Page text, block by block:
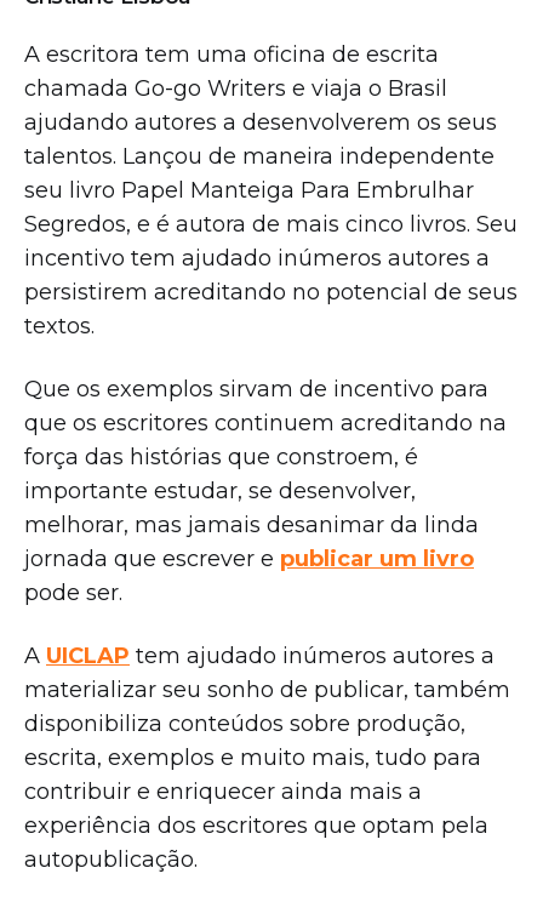
A escritora tem uma oficina de escrita
chamada Go-go Writers e viaja o Brasil
ajudando autores a desenvolverem os seus
talentos. Lançou de maneira independente
seu livro Papel Manteiga Para Embrulhar
Segredos, e é autora de mais cinco livros. Seu
incentivo tem ajudado inúmeros autores a
persistirem acreditando no potencial de seus
textos.
Que os exemplos sirvam de incentivo para
que os escritores continuem acreditando na
força das histórias que constroem, é
importante estudar, se desenvolver,
melhorar, mas jamais desanimar da linda
jornada que escrever e publicar um livro
pode ser.
A UICLAP tem ajudado inúmeros autores a
materializar seu sonho de publicar, também
disponibiliza conteúdos sobre produção,
escrita, exemplos e muito mais, tudo para
contribuir e enriquecer ainda mais a
experiência dos escritores que optam pela
autopublicação.